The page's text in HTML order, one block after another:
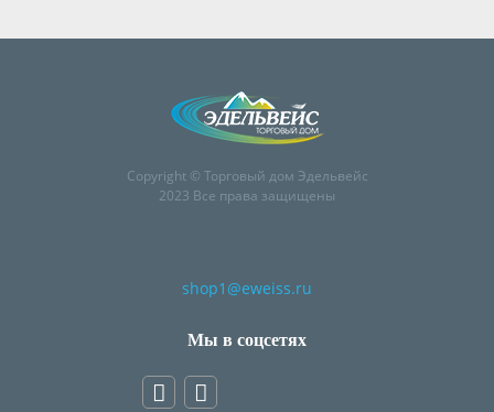
Copyright © Торговый дом Эдельвейс
2023 Все права защищены
shop1@eweiss.ru
Мы в соцсетях